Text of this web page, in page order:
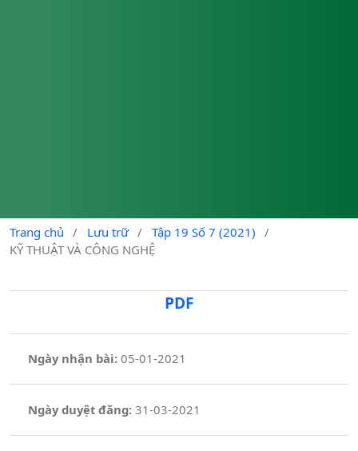
Trang chủ / Lưu trữ / Tập 19 Số 7 (2021)
/
KỸ THUẬT VÀ CÔNG NGHỆ
PDF
Ngày nhận bài: 05-01-2021
Ngày duyệt đăng:31-03-2021